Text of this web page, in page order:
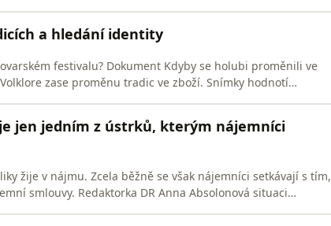
www.darujme.cz/podcast-drDěkujeme! 💙
a hledání identity
festivalu? Dokument Kdyby se holubi proměnili ve
zase proměnu tradic ve zboží. Snímky hodnotí
jen jedním z ústrků, kterým nájemníci
žije v nájmu. Zcela běžně se však nájemníci setkávají s tím,
smlouvy. Redaktorka DR Anna Absolonová situaci